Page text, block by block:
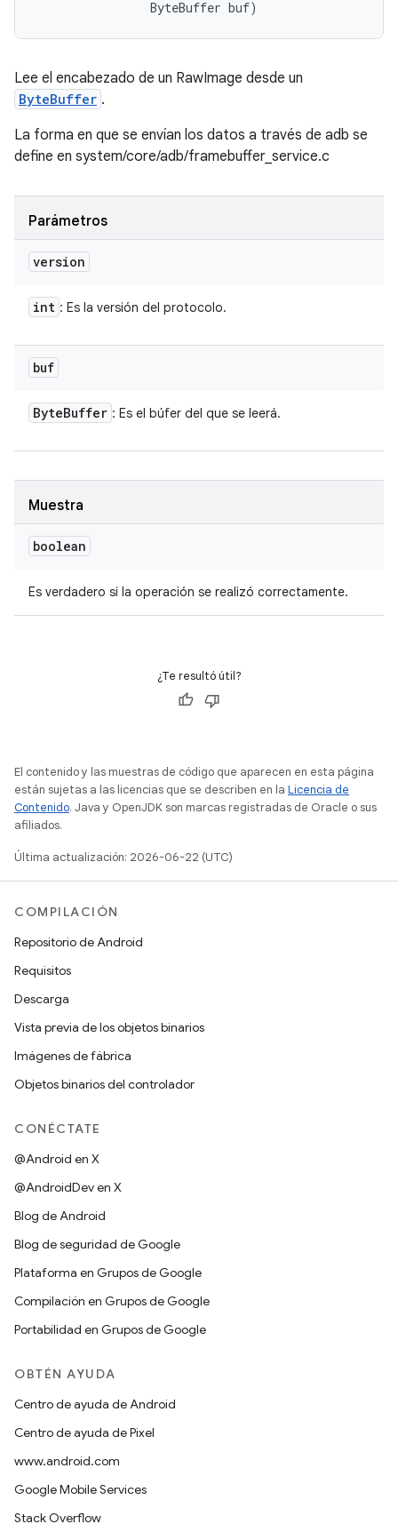
                ByteBuffer buf)
Lee el encabezado de un RawImage desde un
ByteBuffer .
La forma en que se envían los datos a través de adb se
define en system/core/adb/framebuffer_service.c
Parámetros
version
int : Es la versión del protocolo.
buf
ByteBuffer : Es el búfer del que se leerá.
Muestra
boolean
Es verdadero si la operación se realizó correctamente.
¿Te resultó útil?
El contenido y las muestras de código que aparecen en esta página
están sujetas a las licencias que se describen en la Licencia de
Contenido. Java y OpenJDK son marcas registradas de Oracle o sus
afiliados.
Última actualización: 2026-06-22 (UTC)
COMPILACIÓN
Repositorio de Android
Requisitos
Descarga
Vista previa de los objetos binarios
Imágenes de fábrica
Objetos binarios del controlador
CONÉCTATE
@Android en X
@AndroidDev en X
Blog de Android
Blog de seguridad de Google
Plataforma en Grupos de Google
Compilación en Grupos de Google
Portabilidad en Grupos de Google
OBTÉN AYUDA
Centro de ayuda de Android
Centro de ayuda de Pixel
www.android.com
Google Mobile Services
Stack Overflow